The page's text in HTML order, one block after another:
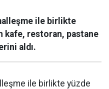
ile birlikte
kafe, restoran, pastane
aldı.
ile birlikte yüzde